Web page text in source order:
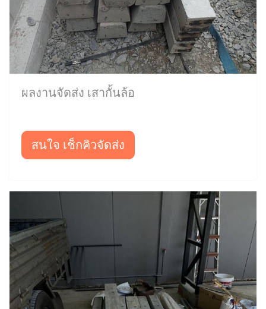
ผลงานจัดส่ง เสากั้นล้อ
สนใจ เช็กคิวจัดส่ง